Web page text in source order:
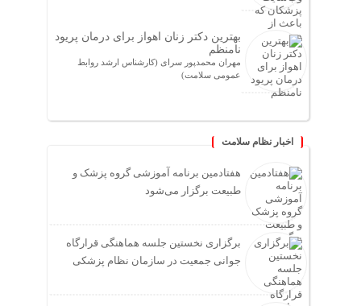
بهترین دکتر زنان اهواز برای درمان پریود
نامنظم
مهران محمدپور سرای (کارشناس ارشد روابط
عمومی سلامت)
اخبار نظام سلامت
هفتادمین برنامه آموزشی گروه پزشک و
طبیعت برگزار می‌شود
برگزاری نخستین جلسه هماهنگی قرارگاه
جوانی جمعیت در سازمان نظام پزشکی